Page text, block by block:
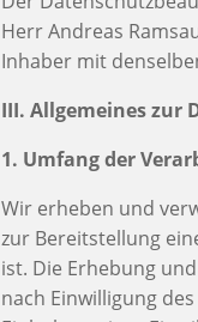
Herr Andreas
Inhaber mit
III. Allgemeines zur
1. Umfang der
Wir erheben und
zur Bereitstellung
ist. Die Erhebung
nach Einwilligung